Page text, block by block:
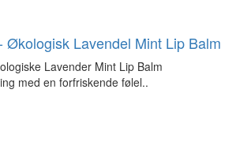
Økologisk Lavendel Mint Lip Balm
Lavender Mint Lip Balm
med en forfriskende følel..